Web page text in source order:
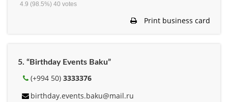
4.9 (98.5%) 40 votes
Print business card
5. “Birthday Events Baku”
(+994 50) 3333376
birthday.events.baku@mail.ru